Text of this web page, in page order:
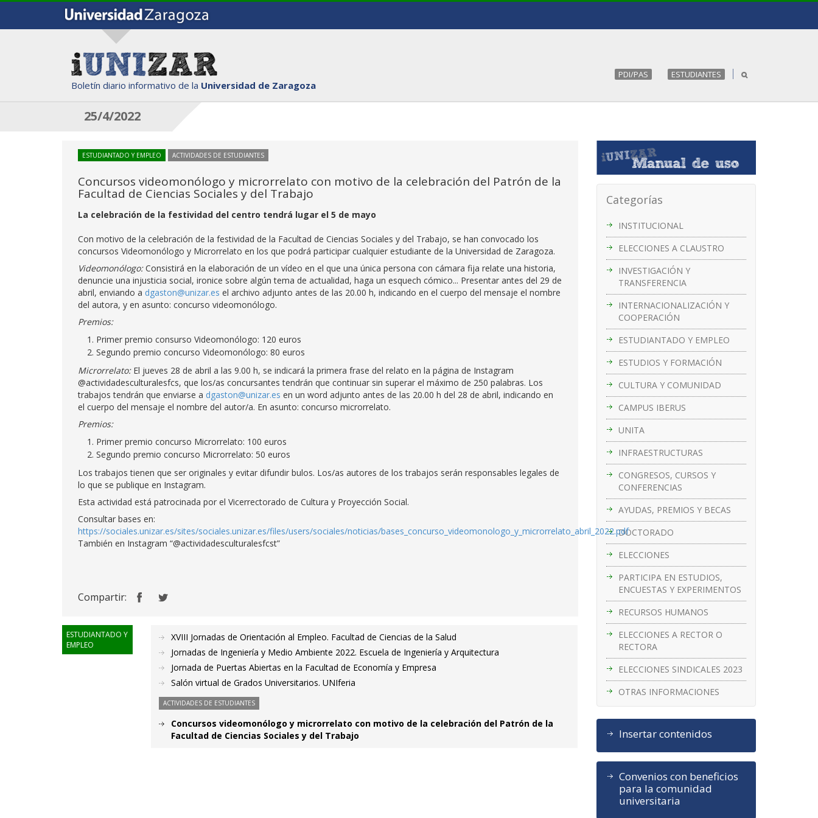
Boletín diario informativo de la Universidad de Zaragoza
PDI/PAS ESTUDIANTES
25/4/2022
Categorías
INSTITUCIONAL
ELECCIONES A CLAUSTRO
INVESTIGACIÓN Y
TRANSFERENCIA
INTERNACIONALIZACIÓN Y
COOPERACIÓN
ESTUDIANTADO Y EMPLEO
ESTUDIOS Y FORMACIÓN
CULTURA Y COMUNIDAD
CAMPUS IBERUS
UNITA
INFRAESTRUCTURAS
CONGRESOS, CURSOS Y
CONFERENCIAS
AYUDAS, PREMIOS Y BECAS
DOCTORADO
ELECCIONES
PARTICIPA EN ESTUDIOS,
ENCUESTAS Y EXPERIMENTOS
RECURSOS HUMANOS
ELECCIONES A RECTOR O
RECTORA
ELECCIONES SINDICALES 2023
OTRAS INFORMACIONES
Insertar contenidos
Convenios con beneficios
para la comunidad
universitaria
ESTUDIANTADO Y EMPLEO ACTIVIDADES DE ESTUDIANTES
Concursos videomonólogo y microrrelato con motivo de la celebración del Patrón de la
Facultad de Ciencias Sociales y del Trabajo
La celebración de la festividad del centro tendrá lugar el 5 de mayo
Con motivo de la celebración de la festividad de la Facultad de Ciencias Sociales y del Trabajo, se han convocado los
concursos Videomonólogo y Microrrelato en los que podrá participar cualquier estudiante de la Universidad de Zaragoza.
Videomonólogo:Consistirá en la elaboración de un vídeo en el que una única persona con cámara fija relate una historia,
denuncie una injusticia social, ironice sobre algún tema de actualidad, haga un esquech cómico... Presentar antes del 29 de
abril, enviando a dgaston@unizar.es el archivo adjunto antes de las 20.00 h, indicando en el cuerpo del mensaje el nombre
del autora, y en asunto: concurso videomonólogo.
Premios:
Primer premio consurso Videomonólogo: 120 euros
Segundo premio concurso Videomonólogo: 80 euros
Microrrelato:El jueves 28 de abril a las 9.00 h, se indicará la primera frase del relato en la página de Instagram
@actividadesculturalesfcs, que los/as concursantes tendrán que continuar sin superar el máximo de 250 palabras. Los
trabajos tendrán que enviarse a dgaston@unizar.es en un word adjunto antes de las 20.00 h del 28 de abril, indicando en
el cuerpo del mensaje el nombre del autor/a. En asunto: concurso microrrelato.
Premios:
Primer premio concurso Microrrelato: 100 euros
Segundo premio concurso Microrrelato: 50 euros
Los trabajos tienen que ser originales y evitar difundir bulos. Los/as autores de los trabajos serán responsables legales de
lo que se publique en Instagram.
Esta actividad está patrocinada por el Vicerrectorado de Cultura y Proyección Social.
Consultar bases en:
https://sociales.unizar.es/sites/sociales.unizar.es/files/users/sociales/noticias/bases_concurso_videomonologo_y_microrrelato_abril_2022.pdf
También en Instagram “@actividadesculturalesfcst”
Compartir:
ESTUDIANTADO Y
EMPLEO
XVIII Jornadas de Orientación al Empleo. Facultad de Ciencias de la Salud
Jornadas de Ingeniería y Medio Ambiente 2022. Escuela de Ingeniería y Arquitectura
Jornada de Puertas Abiertas en la Facultad de Economía y Empresa
Salón virtual de Grados Universitarios. UNIferia
ACTIVIDADES DE ESTUDIANTES
Concursos videomonólogo y microrrelato con motivo de la celebración del Patrón de la
Facultad de Ciencias Sociales y del Trabajo